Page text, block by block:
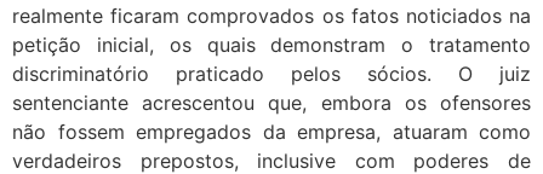
realmente ficaram comprovados os fatos noticiados na
petição inicial, os quais demonstram o tratamento
discriminatório praticado pelos sócios. O juiz
sentenciante acrescentou que, embora os ofensores
não fossem empregados da empresa, atuaram como
verdadeiros prepostos, inclusive com poderes de